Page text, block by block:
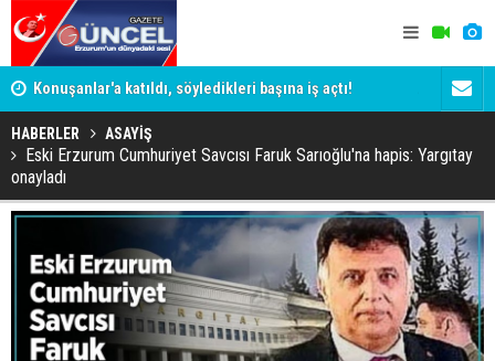
Konuşanlar'a katıldı, söyledikleri başına iş açtı!
Gözaltına alındı
ADALET
HABERLER ASAYİŞ
Eski Erzurum Cumhuriyet Savcısı Faruk Sarıoğlu'na hapis: Yargıtay
onayladı